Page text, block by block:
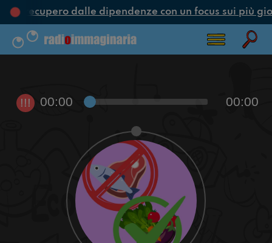
e recupero dalle dipendenze con un focus sui più
!!! 00:00 00:00